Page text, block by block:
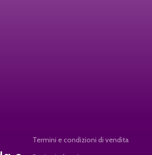
Termini e condizioni di vendita